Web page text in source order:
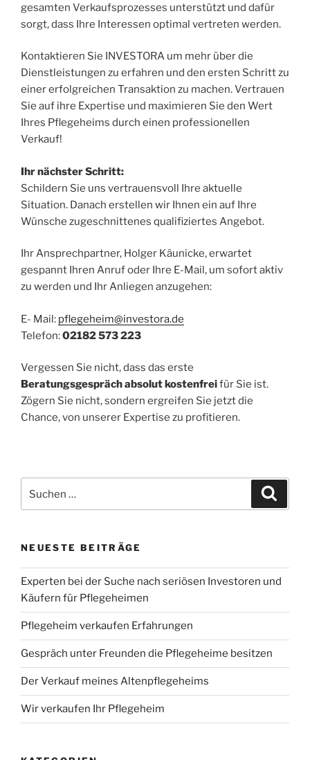
gesamten Verkaufsprozesses unterstützt und dafür
sorgt, dass Ihre Interessen optimal vertreten werden.
Kontaktieren Sie INVESTORA um mehr über die
Dienstleistungen zu erfahren und den ersten Schritt zu
einer erfolgreichen Transaktion zu machen. Vertrauen
Sie auf ihre Expertise und maximieren Sie den Wert
Ihres Pflegeheims durch einen professionellen
Verkauf!
Ihr nächster Schritt:
Schildern Sie uns vertrauensvoll Ihre aktuelle
Situation. Danach erstellen wir Ihnen ein auf Ihre
Wünsche zugeschnittenes qualifiziertes Angebot.
Ihr Ansprechpartner, Holger Käunicke, erwartet
gespannt Ihren Anruf oder Ihre E-Mail, um sofort aktiv
zu werden und Ihr Anliegen anzugehen:
E- Mail: pflegeheim@investora.de
Telefon:02182 573 223
Vergessen Sie nicht, dass das erste
Beratungsgespräch absolut kostenfreifür Sie ist.
Zögern Sie nicht, sondern ergreifen Sie jetzt die
Chance, von unserer Expertise zu profitieren.
nach:
NEUESTE BEITRÄGE
Experten bei der Suche nach seriösen Investoren und
Käufern für Pflegeheimen
Pflegeheim verkaufen Erfahrungen
Gespräch unter Freunden die Pflegeheime besitzen
Der Verkauf meines Altenpflegeheims
Wir verkaufen Ihr Pflegeheim